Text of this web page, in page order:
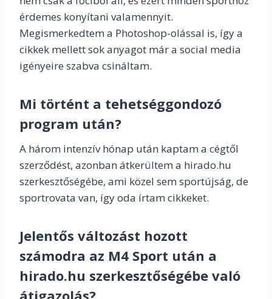
érdemes konyítani valamennyit.
Megismerkedtem a Photoshop-olással is, így a
cikkek mellett sok anyagot már a social media
igényeire szabva csináltam.
Mi történt a tehetséggondozó
program után?
A három intenzív hónap után kaptam a cégtől
szerződést, azonban átkerültem a hirado.hu
szerkesztőségébe, ami közel sem sportújság, de
sportrovata van, így oda írtam cikkeket.
Jelentős változást hozott
számodra az M4 Sport után a
hirado.hu szerkesztőségébe való